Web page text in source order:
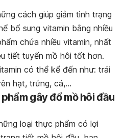
cách giúp giảm tình trạng
bổ sung vitamin bằng nhiều
chứa nhiều vitamin, nhất
tiết tuyến mồ hôi tốt hơn.
có thể kể đến như: trái
hạt, trứng, cá,…
gây đổ mồ hôi đầu
loại thực phẩm có lợi